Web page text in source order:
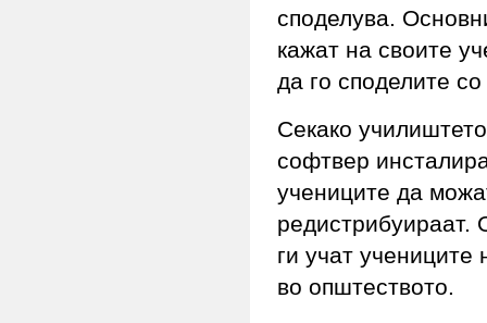
споделува.
кажат на своите
да го споделите
Секако
софтвер
учениците да
редистрибуираат.
ги учат учениците
во општеството.